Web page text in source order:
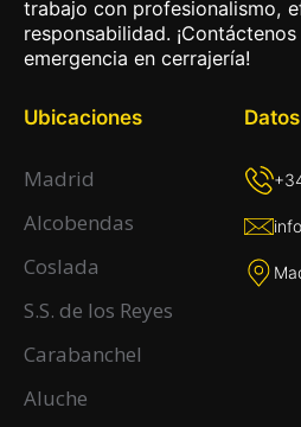
trabajo con profesionalismo,
responsabilidad.
emergencia en cerrajería!
Ubicaciones
Madrid
Alcobendas
Coslada
S.S. de los Reyes
Carabanchel
Aluche